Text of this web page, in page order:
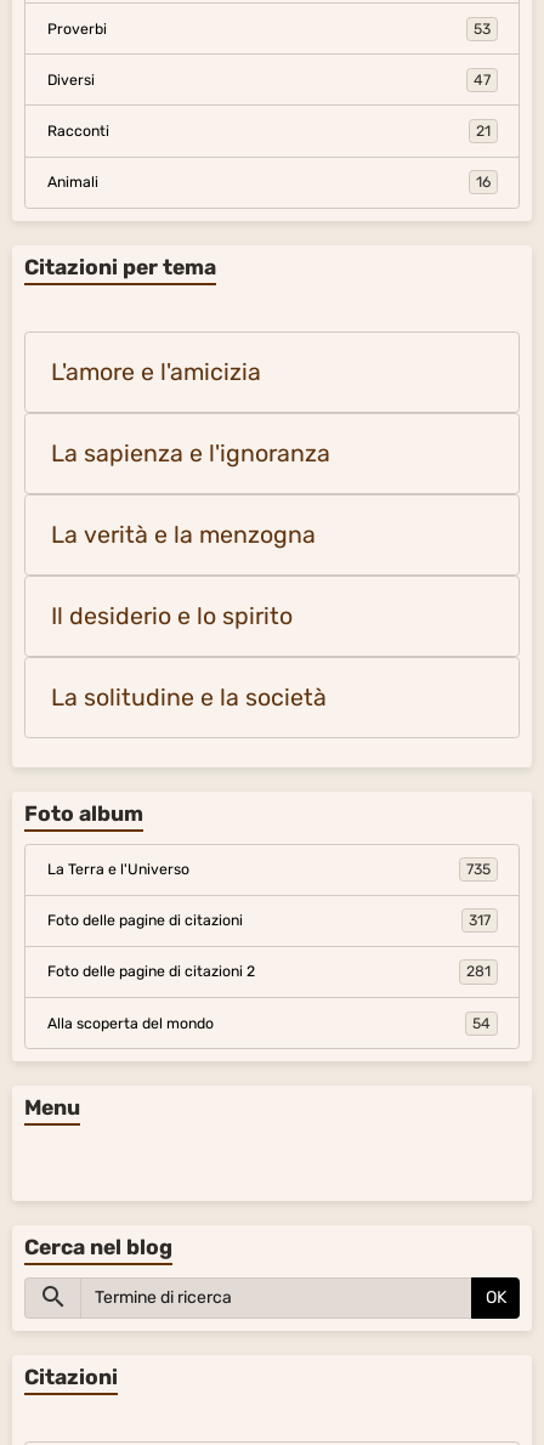
Proverbi 53
Diversi 47
Racconti 21
Animali 16
Citazioni per tema
L'amore e l'amicizia
La sapienza e l'ignoranza
La verità e la menzogna
Il desiderio e lo spirito
La solitudine e la società
Foto album
La Terra e l'Universo 735
Foto delle pagine di citazioni 317
Foto delle pagine di citazioni 2 281
Alla scoperta del mondo 54
Menu
Cerca nel blog
OK
Citazioni